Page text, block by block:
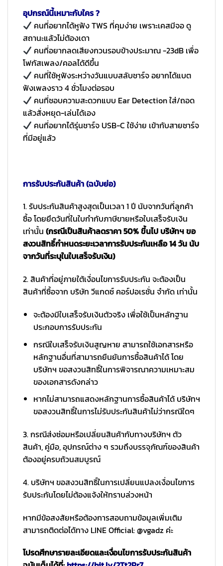
อุปกรณ์นี้เหมาะกับใคร ?
คนที่อยากได้หูฟัง TWS ที่คุมง่าย เพราะเคสมีจอ ดู
สถานะแล้วไม่ต้องเดา
คนที่อยากลดเสียงกวนรอบข้างประมาณ -23dB เพื่อ
โฟกัสเพลง/คอลได้ดีขึ้น
คนที่ใช้หูฟังระหว่างวันแบบสลับชาร์จ อยากได้แบต
ฟังเพลงราว 4 ชั่วโมงต่อรอบ
คนที่ชอบความสะดวกแบบ Ear Detection ใส่/ถอด
แล้วสั่งหยุด-เล่นได้เอง
คนที่อยากได้รุ่นชาร์จ USB-C ใช้ง่าย เข้ากับสายชาร์จ
ที่มีอยู่แล้ว
การรับประกันสินค้า (ฉบับย่อ)
1. รับประกันสินค้าสูงสุดเป็นเวลา 1 ปี นับจากวันที่ลูกค้า
ซื้อ โดยยึดวันที่ในใบกำกับภาษีขายหรือใบเสร็จรับเงิน
เท่านั้น (กรณีเป็นสินค้าลดราคา 50% ขึ้นไป บริษัทฯ ขอ
สงวนสิทธิ์กำหนดระยะเวลาการรับประกันเหลือ 14 วัน นับ
จากวันที่ระบุในใบเสร็จรับเงิน)
2. สินค้าที่อยู่ภายใต้เงื่อนไขการรับประกัน จะต้องเป็น
สินค้าที่ซื้อจาก บริษัท วีแกดซ์ คอร์ปอเรชั่น จำกัด เท่านั้น
จะต้องมีใบเสร็จรับเงินตัวจริง เพื่อใช้เป็นหลักฐาน
ประกอบการรับประกัน
กรณีใบเสร็จรับเงินสูญหาย สามารถใช้เอกสารหรือ
หลักฐานอื่นที่สามารถยืนยันการซื้อสินค้าได้ โดย
บริษัทฯ ขอสงวนสิทธิ์ในการพิจารณาความเหมาะสม
ของเอกสารดังกล่าว
หากไม่สามารถแสดงหลักฐานการซื้อสินค้าได้ บริษัทฯ
ขอสงวนสิทธิ์ในการไม่รับประกันสินค้าไม่ว่ากรณีใดๆ
3. กรณีส่งซ่อมหรือเปลี่ยนสินค้ากับทางบริษัทฯ ตัว
สินค้า, คู่มือ, อุปกรณ์ต่าง ๆ รวมถึงบรรจุภัณฑ์ของสินค้า
ต้องอยู่ครบถ้วนสมบูรณ์
4. บริษัทฯ ขอสงวนสิทธิ์ในการเปลี่ยนแปลงเงื่อนไขการ
รับประกันโดยไม่ต้องแจ้งให้ทราบล่วงหน้า
หากมีข้อสงสัยหรือต้องการสอบถามข้อมูลเพิ่มเติม
สามารถติดต่อได้ทาง LINE Official: @vgadz ค่ะ
โปรดศึกษารายละเอียดและเงื่อนไขการรับประกันสินค้า